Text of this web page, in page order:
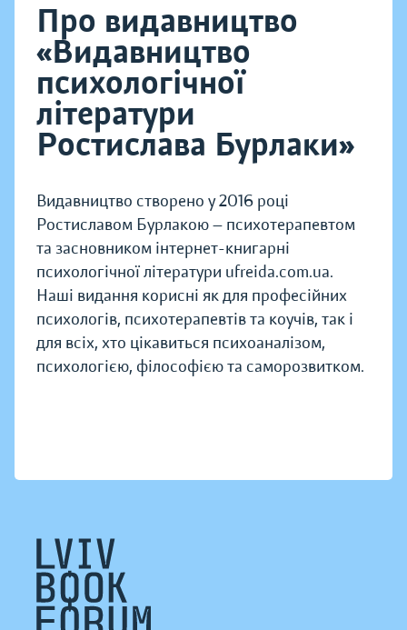
Про видавництво
«Видавництво
психологічної
літератури
Ростислава Бурлаки»
Видавництво створено у 2016 році
Ростиславом Бурлакою — психотерапевтом
та засновником інтернет-книгарні
психологічної літератури ufreida.com.ua.
Наші видання корисні як для професійних
психологів, психотерапевтів та коучів, так і
для всіх, хто цікавиться психоаналізом,
психологією, філософією та саморозвитком.